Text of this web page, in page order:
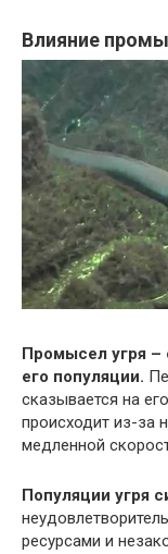
Влияние
Промысел угря –
его популяции.
сказывается на
происходит из-за
медленной
Популяции угря
ресурсами и